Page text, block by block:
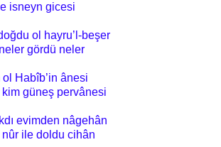
isneyn gicesi
ol hayru’l-beşer
gördü neler
Habîb’in ânesi
güneş pervânesi
evimden nâgehân
ile doldu cihân